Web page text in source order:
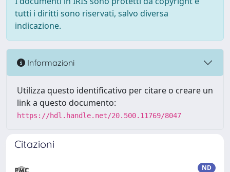
tutti i diritti sono riservati, salvo diversa
indicazione.
Informazioni
Utilizza questo identificativo per citare o creare un
link a questo documento:
https://hdl.handle.net/20.500.11769/8047
Citazioni
ND